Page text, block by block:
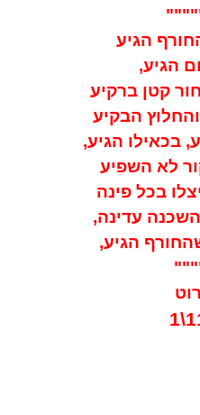
הגיע
הגיע,
קטן ברקיע
הבקיע
בכאילו הגיע,
לא השפיע
בכל פינה
עדינה,
הגיע,